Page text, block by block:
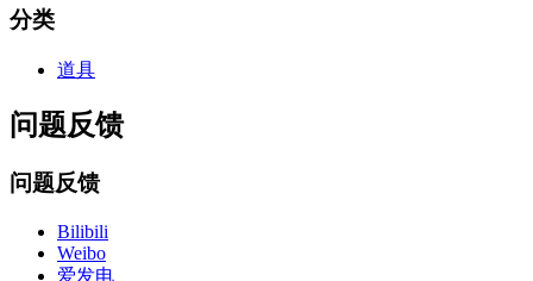
分类
道具
问题反馈
问题反馈
Bilibili
Weibo
爱发电